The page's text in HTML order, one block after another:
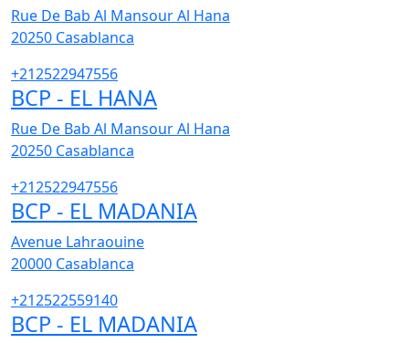
Rue De Bab Al Mansour Al Hana
20250 Casablanca
+212522947556
BCP - EL HANA
Rue De Bab Al Mansour Al Hana
20250 Casablanca
+212522947556
BCP - EL MADANIA
Avenue Lahraouine
20000 Casablanca
+212522559140
BCP - EL MADANIA